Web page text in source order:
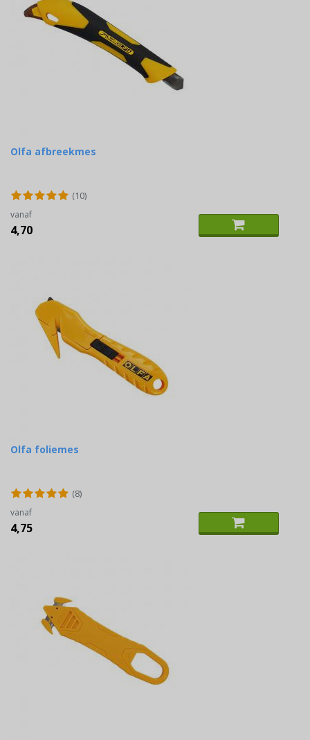
Olfa afbreekmes
(10)
vanaf
4,70
Olfa foliemes
(8)
vanaf
4,75